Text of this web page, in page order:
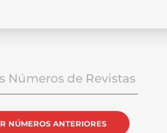
Números de Revistas
NÚMEROS ANTERIORES